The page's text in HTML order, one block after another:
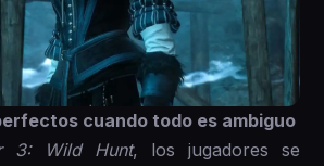
cuando todo es ambiguo
3: Wild Hunt, los jugadores se